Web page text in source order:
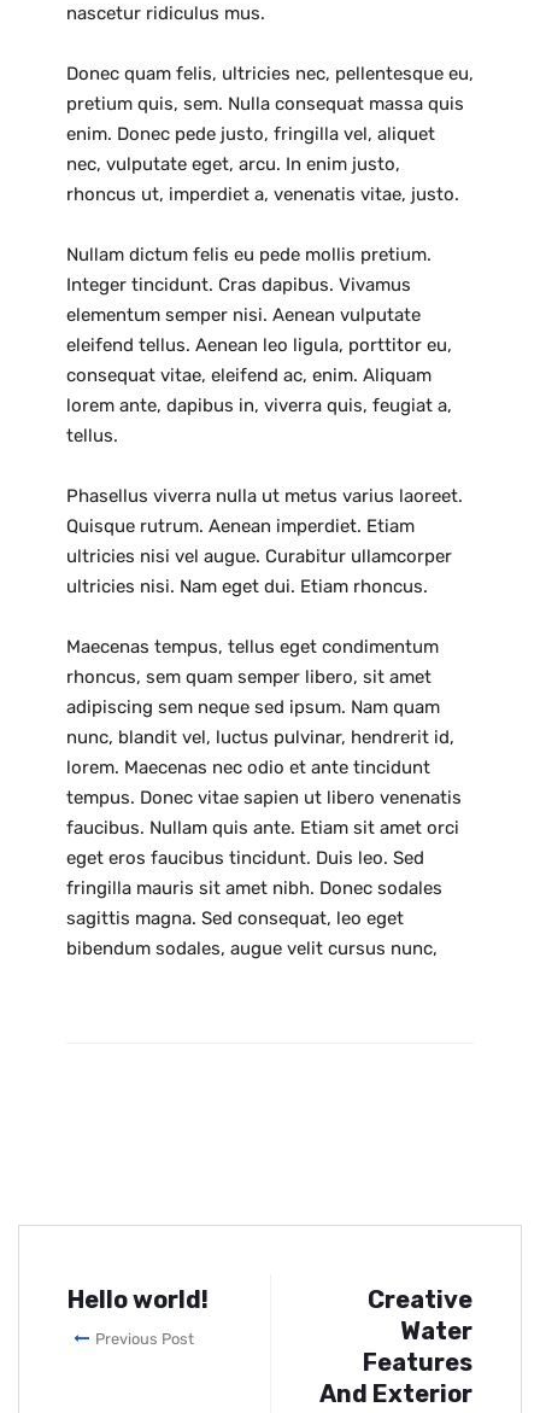
nascetur ridiculus mus.
Donec quam felis, ultricies nec, pellentesque eu,
pretium quis, sem. Nulla consequat massa quis
enim. Donec pede justo, fringilla vel, aliquet
nec, vulputate eget, arcu. In enim justo,
rhoncus ut, imperdiet a, venenatis vitae, justo.
Nullam dictum felis eu pede mollis pretium.
Integer tincidunt. Cras dapibus. Vivamus
elementum semper nisi. Aenean vulputate
eleifend tellus. Aenean leo ligula, porttitor eu,
consequat vitae, eleifend ac, enim. Aliquam
lorem ante, dapibus in, viverra quis, feugiat a,
tellus.
Phasellus viverra nulla ut metus varius laoreet.
Quisque rutrum. Aenean imperdiet. Etiam
ultricies nisi vel augue. Curabitur ullamcorper
ultricies nisi. Nam eget dui. Etiam rhoncus.
Maecenas tempus, tellus eget condimentum
rhoncus, sem quam semper libero, sit amet
adipiscing sem neque sed ipsum. Nam quam
nunc, blandit vel, luctus pulvinar, hendrerit id,
lorem. Maecenas nec odio et ante tincidunt
tempus. Donec vitae sapien ut libero venenatis
faucibus. Nullam quis ante. Etiam sit amet orci
eget eros faucibus tincidunt. Duis leo. Sed
fringilla mauris sit amet nibh. Donec sodales
sagittis magna. Sed consequat, leo eget
bibendum sodales, augue velit cursus nunc,
Hello world!
Previous Post
Creative
Water
Features
And Exterior